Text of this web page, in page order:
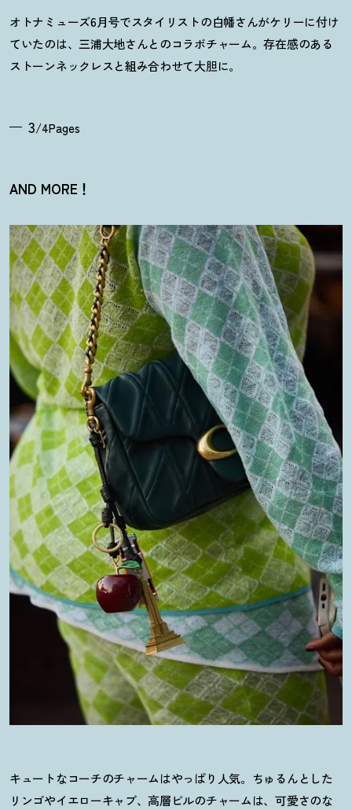
オトナミューズ6月号でスタイリストの白幡さんがケリーに付け
ていたのは、三浦大地さんとのコラボチャーム。存在感のある
ストーンネックレスと組み合わせて大胆に。
3/4Pages
AND MORE ！
キュートなコーチのチャームはやっぱり人気。ちゅるんとした
リンゴやイエローキャブ、高層ビルのチャームは、可愛さのな